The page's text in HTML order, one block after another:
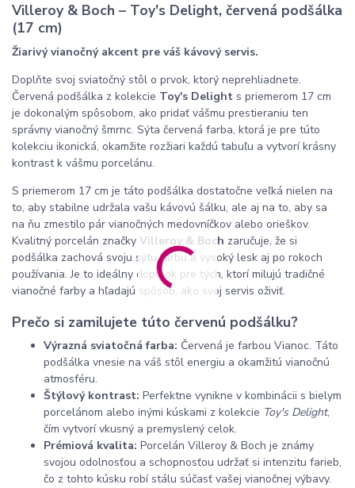
Villeroy & Boch – Toy's Delight, červená podšálka
(17 cm)
Žiarivý vianočný akcent pre váš kávový servis.
Doplňte svoj sviatočný stôl o prvok, ktorý neprehliadnete.
Červená podšálka z kolekcie Toy's Delight s priemerom 17 cm
je dokonalým spôsobom, ako pridať vášmu prestieraniu ten
správny vianočný šmrnc. Sýta červená farba, ktorá je pre túto
kolekciu ikonická, okamžite rozžiari každú tabuľu a vytvorí krásny
kontrast k vášmu porcelánu.
S priemerom 17 cm je táto podšálka dostatočne veľká nielen na
to, aby stabilne udržala vašu kávovú šálku, ale aj na to, aby sa
na ňu zmestilo pár vianočných medovníčkov alebo orieškov.
Kvalitný porcelán značky Villeroy & Boch zaručuje, že si
podšálka zachová svoju sýtu farbu a vysoký lesk aj po rokoch
používania. Je to ideálny doplnok pre tých, ktorí milujú tradičné
vianočné farby a hľadajú spôsob, ako svoj servis oživiť.
Prečo si zamilujete túto červenú podšálku?
Výrazná sviatočná farba: Červená je farbou Vianoc. Táto
podšálka vnesie na váš stôl energiu a okamžitú vianočnú
atmosféru.
Štýlový kontrast: Perfektne vynikne v kombinácii s bielym
porcelánom alebo inými kúskami z kolekcie Toy's Delight,
čím vytvorí vkusný a premyslený celok.
Prémiová kvalita: Porcelán Villeroy & Boch je známy
svojou odolnosťou a schopnosťou udržať si intenzitu farieb,
čo z tohto kúsku robí stálu súčasť vašej vianočnej výbavy.